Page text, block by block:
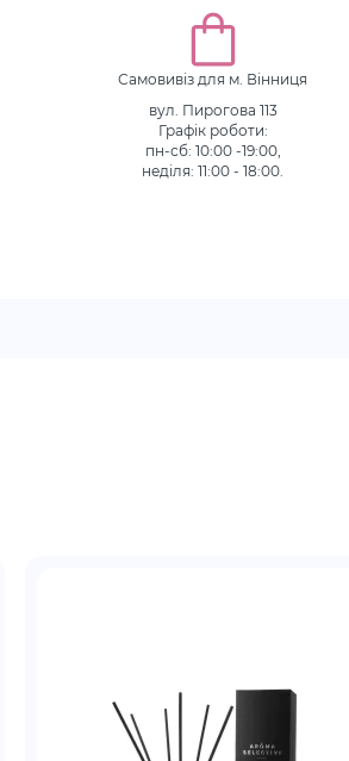
Самовивіз для м. Вінниця
вул. Пирогова 113
Графік роботи:
пн-сб: 10:00 -19:00,
неділя: 11:00 - 18:00.